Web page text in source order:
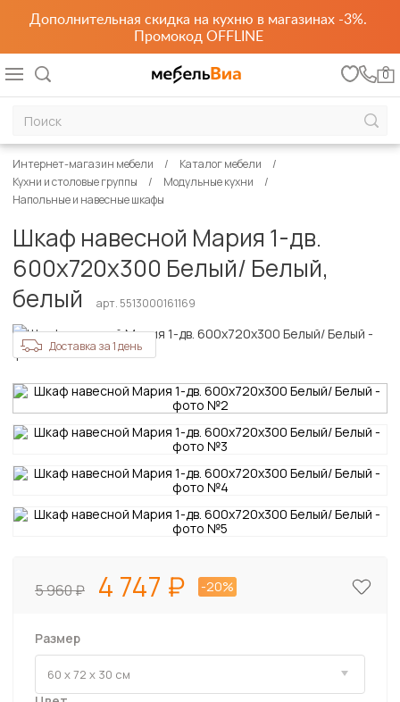
Дополнительная скидка на кухню в магазинах -3%.
Промокод OFFLINE
0
Интернет-магазин мебели
Каталог мебели
Кухни и столовые группы
Модульные кухни
Напольные и навесные шкафы
Шкаф навесной Мария 1-дв.
600х720х300 Белый/ Белый,
белый
арт. 5513000161169
Доставка за 1 день
5 960 4 747 -20%
Размер